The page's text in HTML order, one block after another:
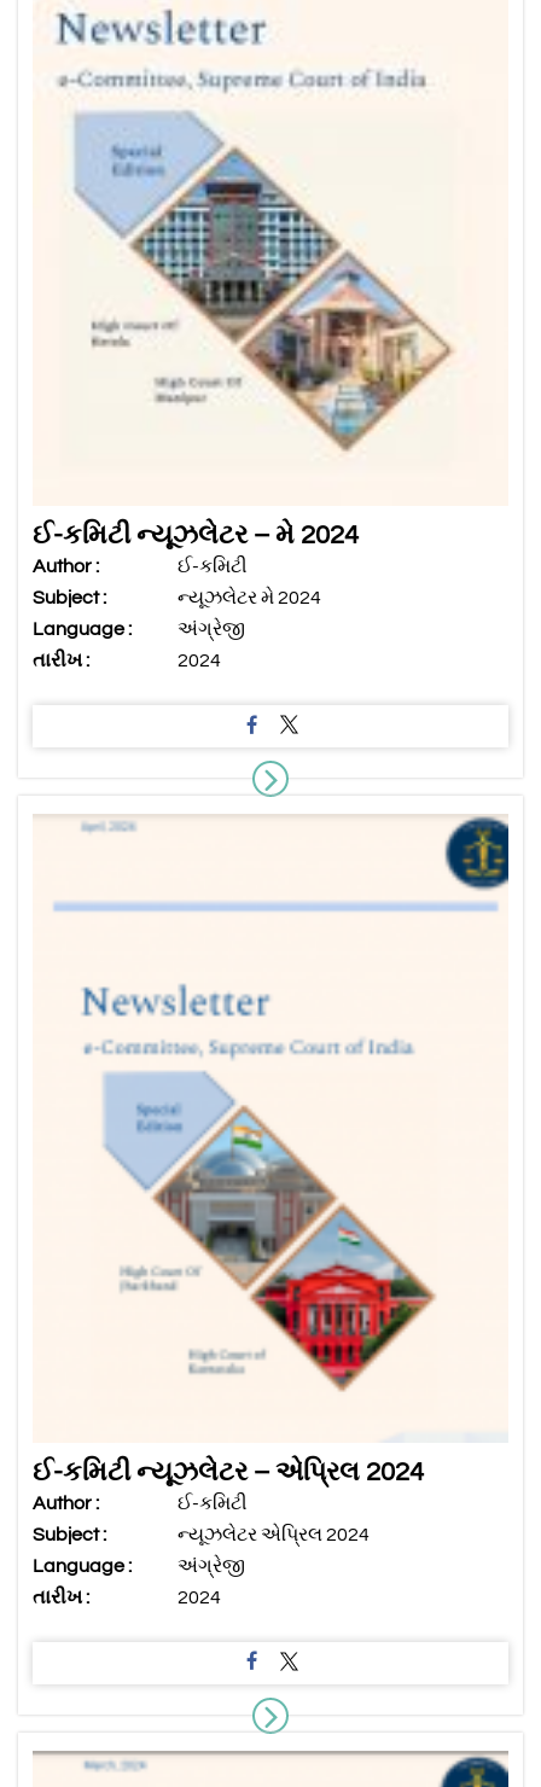
ઈ-કમિટી ન્યૂઝલેટર – મે 2024
Author :
ઈ-કમિટી
Subject :
ન્યૂઝલેટર મે 2024
Language :
અંગ્રેજી
તારીખ :
2024
ઈ-કમિટી ન્યૂઝલેટર – એપ્રિલ 2024
Author :
ઈ-કમિટી
Subject :
ન્યૂઝલેટર એપ્રિલ 2024
Language :
અંગ્રેજી
તારીખ :
2024